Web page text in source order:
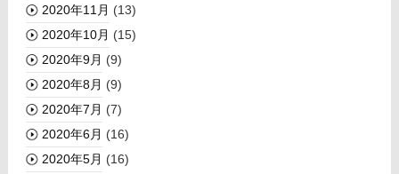
2020年11月 (13)
2020年10月 (15)
2020年9月 (9)
2020年8月 (9)
2020年7月 (7)
2020年6月 (16)
2020年5月 (16)